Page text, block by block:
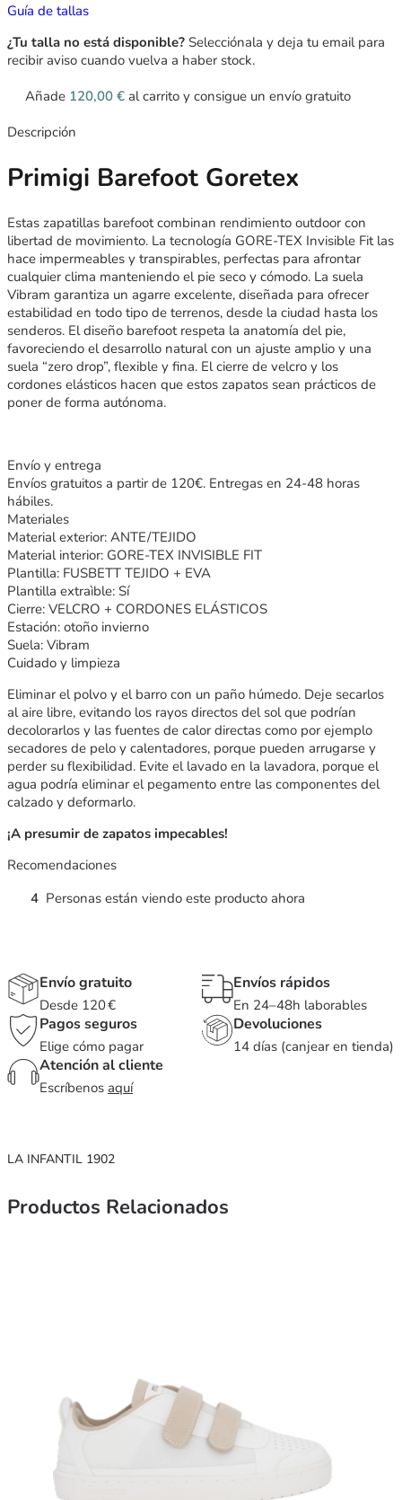
Guía de tallas
¿Tu talla no está disponible? Selecciónala y deja tu email para
recibir aviso cuando vuelva a haber stock.
Añade 120,00 € al carrito y consigue un envío gratuito
Descripción
Primigi Barefoot Goretex
Estas zapatillas barefoot combinan rendimiento outdoor con
libertad de movimiento. La tecnología GORE-TEX Invisible Fit las
hace impermeables y transpirables, perfectas para afrontar
cualquier clima manteniendo el pie seco y cómodo. La suela
Vibram garantiza un agarre excelente, diseñada para ofrecer
estabilidad en todo tipo de terrenos, desde la ciudad hasta los
senderos. El diseño barefoot respeta la anatomía del pie,
favoreciendo el desarrollo natural con un ajuste amplio y una
suela “zero drop”, flexible y fina. El cierre de velcro y los
cordones elásticos hacen que estos zapatos sean prácticos de
poner de forma autónoma.
Envío y entrega
Envíos gratuitos a partir de 120€. Entregas en 24-48 horas
hábiles.
Materiales
Material exterior: ANTE/TEJIDO
Material interior: GORE-TEX INVISIBLE FIT
Plantilla: FUSBETT TEJIDO + EVA
Plantilla extraìble: Sí
Cierre: VELCRO + CORDONES ELÁSTICOS
Estación: otoño invierno
Suela: Vibram
Cuidado y limpieza
Eliminar el polvo y el barro con un paño húmedo. Deje secarlos
al aire libre, evitando los rayos directos del sol que podrían
decolorarlos y las fuentes de calor directas como por ejemplo
secadores de pelo y calentadores, porque pueden arrugarse y
perder su flexibilidad. Evite el lavado en la lavadora, porque el
agua podría eliminar el pegamento entre las componentes del
calzado y deformarlo.
¡A presumir de zapatos impecables!
Recomendaciones
4 Personas están viendo este producto ahora
Envío gratuito
Desde 120 €
Envíos rápidos
En 24–48h laborables
Pagos seguros
Elige cómo pagar
Devoluciones
14 días (canjear en tienda)
Atención al cliente
Escríbenos aquí
LA INFANTIL 1902
Productos Relacionados